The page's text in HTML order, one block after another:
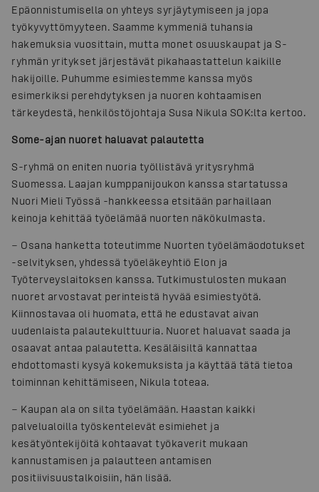
Epäonnistumisella on yhteys syrjäytymiseen ja jopa
työkyvyttömyyteen. Saamme kymmeniä tuhansia
hakemuksia vuosittain, mutta monet osuuskaupat ja S-
ryhmän yritykset järjestävät pikahaastattelun kaikille
hakijoille. Puhumme esimiestemme kanssa myös
esimerkiksi perehdytyksen ja nuoren kohtaamisen
tärkeydestä, henkilöstöjohtaja Susa Nikula SOK:lta kertoo.
Some-ajan nuoret haluavat palautetta
S-ryhmä on eniten nuoria työllistävä yritysryhmä
Suomessa. Laajan kumppanijoukon kanssa startatussa
Nuori Mieli Työssä -hankkeessa etsitään parhaillaan
keinoja kehittää työelämää nuorten näkökulmasta.
− Osana hanketta toteutimme Nuorten työelämäodotukset
-selvityksen, yhdessä työeläkeyhtiö Elon ja
Työterveyslaitoksen kanssa. Tutkimustulosten mukaan
nuoret arvostavat perinteistä hyvää esimiestyötä.
Kiinnostavaa oli huomata, että he edustavat aivan
uudenlaista palautekulttuuria. Nuoret haluavat saada ja
osaavat antaa palautetta. Kesäläisiltä kannattaa
ehdottomasti kysyä kokemuksista ja käyttää tätä tietoa
toiminnan kehittämiseen, Nikula toteaa.
− Kaupan ala on silta työelämään. Haastan kaikki
palvelualoilla työskentelevät esimiehet ja
kesätyöntekijöitä kohtaavat työkaverit mukaan
kannustamisen ja palautteen antamisen
positiivisuustalkoisiin, hän lisää.